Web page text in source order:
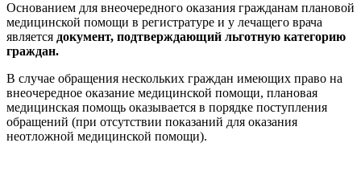
Основанием для внеочередного оказания гражданам плановой
медицинской помощи в регистратуре и у лечащего врача
является документ, подтверждающий льготную категорию
граждан.
В случае обращения нескольких граждан имеющих право на
внеочередное оказание медицинской помощи, плановая
медицинская помощь оказывается в порядке поступления
обращений (при отсутствии показаний для оказания
неотложной медицинской помощи).